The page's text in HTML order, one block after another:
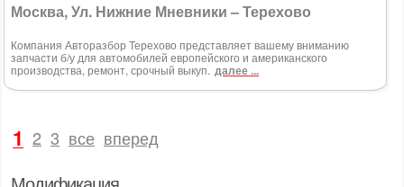
Москва, Ул. Нижние Мневники – Терехово
Компания Авторазбор Терехово представляет вашему вниманию
запчасти б/у для автомобилей европейского и американского
производства, ремонт, срочный выкуп. далее ...
1 2 3 все вперед